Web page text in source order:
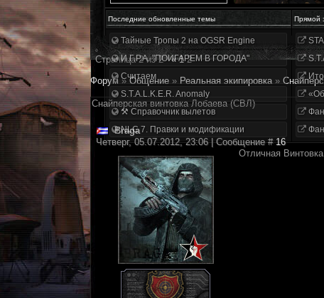
Последние обновленные темы Прямой
Тайные Тропы 2 на OGSR Engine
И.Г.Р.А. "ПОИГАРЕМ В ГОРОДА"
Считаем
S.T.A.L.K.E.R. Anomaly
⚒ Справочник вылетов
NLC 7. Правки и модификации
Страница2из2 « 1 2
Форум » Общение » Реальная экипировка »
Снайперская винтовка Лобаева (СВЛ)
Braga
Четверг, 05.07.2012, 23:06 | Сообщение #16
Отличная Винтовка